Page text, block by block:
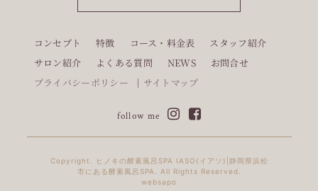
コンセプト 特徴 コース・料金表
スタッフ紹介
サロン紹介
よくある質問 NEWS
お問合せ
プライバシーポリシー
サイトマップ
follow me
Copyright. ヒノキの酵素風呂SPA IASO(イアソ)|静岡県浜松
市にある酵素風呂SPA. All Rights Reserved.
websapo